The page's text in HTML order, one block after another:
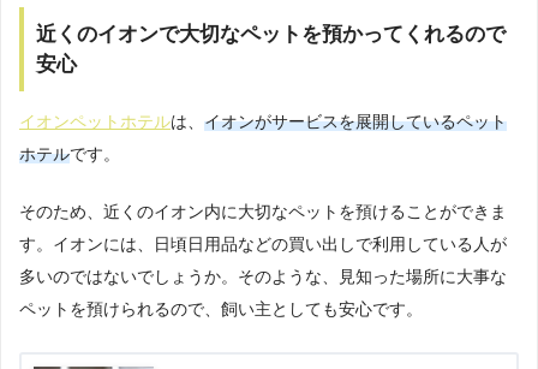
近くのイオンで大切なペットを預かってくれるので
安心
イオンペットホテルは、 イオンがサービスを展開しているペット
ホテルです。
そのため、近くのイオン内に大切なペットを預けることができま
す。イオンには、日頃日用品などの買い出しで利用している人が
多いのではないでしょうか。そのような、見知った場所に大事な
ペットを預けられるので、飼い主としても安心です。